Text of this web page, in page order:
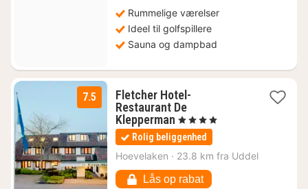
Rummelige værelser
Ideel til golfspillere
Sauna og dampbad
7.5
Fletcher Hotel-
Restaurant De
Klepperman 1
nat
fra
591
kr.
, 4 Stjerner
Rolig beliggenhed
Hoevelaken · 23.8 km fra Uddel
Lås op rabat